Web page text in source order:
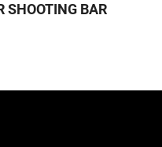
SHOOTING BAR